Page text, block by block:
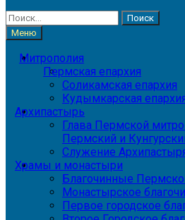
Найти:
Меню
Митрополия
Пермская епархия
Соликамская епархия
Кудымкарская
Архипастырь
Глава Пермской
Пермский и
Служение
Храмы и монастыри
Благочинные
Монастырское
Первое городское